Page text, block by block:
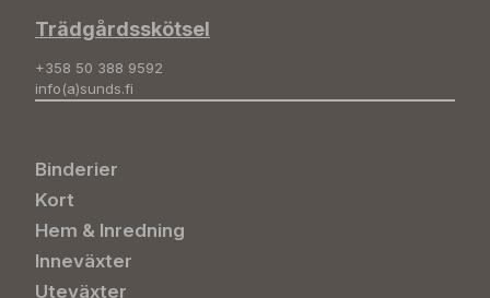
Trädgårdsskötsel
+358 50 388 9592
info(a)sunds.fi
Binderier
Kort
Hem & Inredning
Inneväxter
Uteväxter